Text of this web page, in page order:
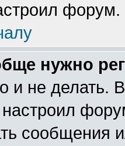
форум.
нужно
и не делать.
сообщения